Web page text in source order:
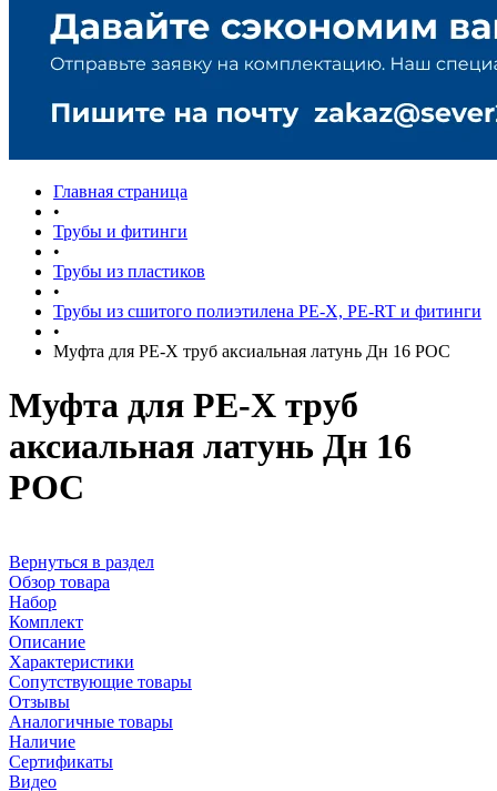
Главная страница
•
Трубы и фитинги
•
Трубы из пластиков
•
Трубы из сшитого полиэтилена PE-X, PE-RT и фитинги
•
Муфта для PE-X труб аксиальная латунь Дн 16 РОС
Муфта для PE-X труб
аксиальная латунь Дн 16
РОС
Вернуться в раздел
Обзор товара
Набор
Комплект
Описание
Характеристики
Сопутствующие товары
Отзывы
Аналогичные товары
Наличие
Сертификаты
Видео